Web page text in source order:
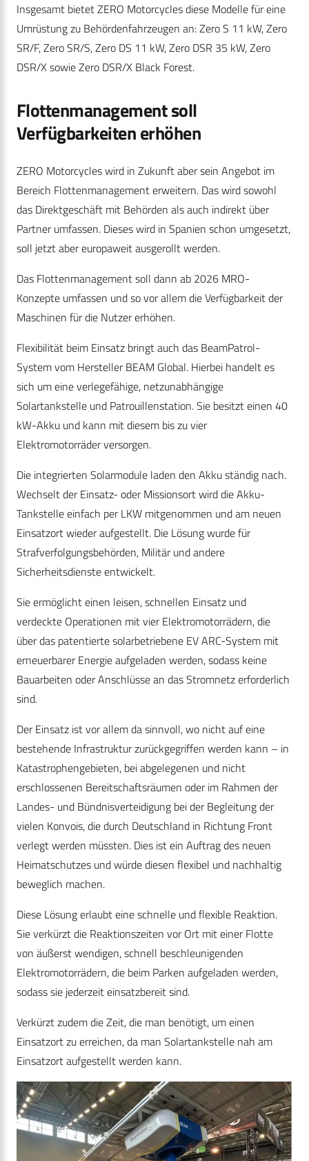
Insgesamt bietet ZERO Motorcycles diese Modelle für eine
Umrüstung zu Behördenfahrzeugen an: Zero S 11 kW, Zero
SR/F, Zero SR/S, Zero DS 11 kW, Zero DSR 35 kW, Zero
DSR/X sowie Zero DSR/X Black Forest.
Flottenmanagement soll
Verfügbarkeiten erhöhen
ZERO Motorcycles wird in Zukunft aber sein Angebot im
Bereich Flottenmanagement erweitern. Das wird sowohl
das Direktgeschäft mit Behörden als auch indirekt über
Partner umfassen. Dieses wird in Spanien schon umgesetzt,
soll jetzt aber europaweit ausgerollt werden.
Das Flottenmanagement soll dann ab 2026 MRO-
Konzepte umfassen und so vor allem die Verfügbarkeit der
Maschinen für die Nutzer erhöhen.
Flexibilität beim Einsatz bringt auch das BeamPatrol-
System vom Hersteller BEAM Global. Hierbei handelt es
sich um eine verlegefähige, netzunabhängige
Solartankstelle und Patrouillenstation. Sie besitzt einen 40
kW-Akku und kann mit diesem bis zu vier
Elektromotorräder versorgen.
Die integrierten Solarmodule laden den Akku ständig nach.
Wechselt der Einsatz- oder Missionsort wird die Akku-
Tankstelle einfach per LKW mitgenommen und am neuen
Einsatzort wieder aufgestellt. Die Lösung wurde für
Strafverfolgungsbehörden, Militär und andere
Sicherheitsdienste entwickelt.
Sie ermöglicht einen leisen, schnellen Einsatz und
verdeckte Operationen mit vier Elektromotorrädern, die
über das patentierte solarbetriebene EV ARC-System mit
erneuerbarer Energie aufgeladen werden, sodass keine
Bauarbeiten oder Anschlüsse an das Stromnetz erforderlich
sind.
Der Einsatz ist vor allem da sinnvoll, wo nicht auf eine
bestehende Infrastruktur zurückgegriffen werden kann – in
Katastrophengebieten, bei abgelegenen und nicht
erschlossenen Bereitschaftsräumen oder im Rahmen der
Landes- und Bündnisverteidigung bei der Begleitung der
vielen Konvois, die durch Deutschland in Richtung Front
verlegt werden müssten. Dies ist ein Auftrag des neuen
Heimatschutzes und würde diesen flexibel und nachhaltig
beweglich machen.
Diese Lösung erlaubt eine schnelle und flexible Reaktion.
Sie verkürzt die Reaktionszeiten vor Ort mit einer Flotte
von äußerst wendigen, schnell beschleunigenden
Elektromotorrädern, die beim Parken aufgeladen werden,
sodass sie jederzeit einsatzbereit sind.
Verkürzt zudem die Zeit, die man benötigt, um einen
Einsatzort zu erreichen, da man Solartankstelle nah am
Einsatzort aufgestellt werden kann.